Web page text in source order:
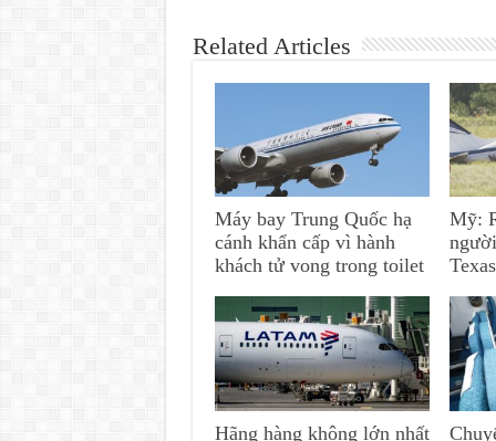
Related Articles
Máy bay Trung Quốc hạ
cánh khẩn cấp vì hành
khách tử vong trong toilet
Mỹ:
Texas
Hãng hàng không lớn nhất